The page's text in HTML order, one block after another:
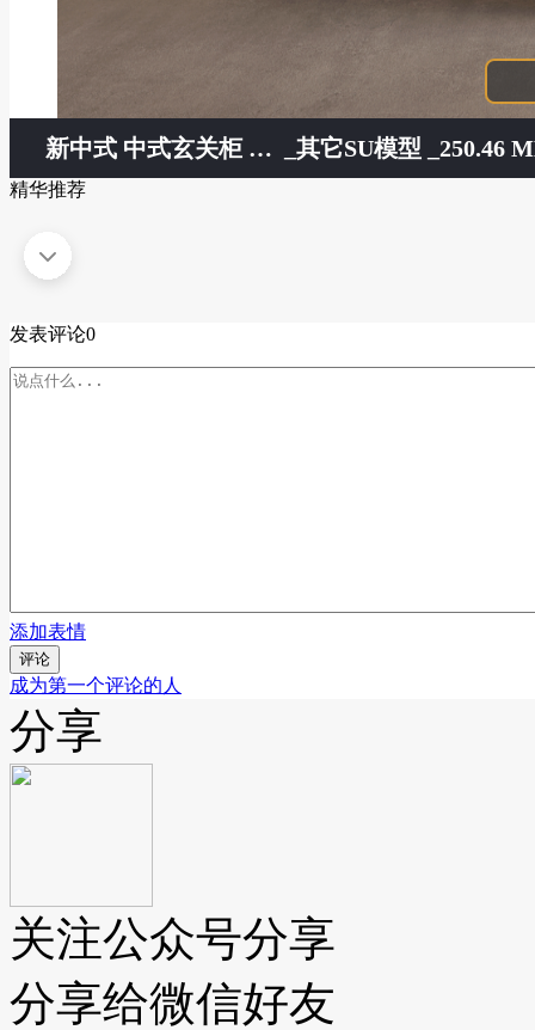
新中式 中式玄关柜 装饰柜 边柜 书柜 茶柜 边柜 落地灯 _其它SU模型 _250.46
精华推荐
发表评论0
添加表情
评论
成为第一个评论的人
分享
关注公众号分享
分享给微信好友